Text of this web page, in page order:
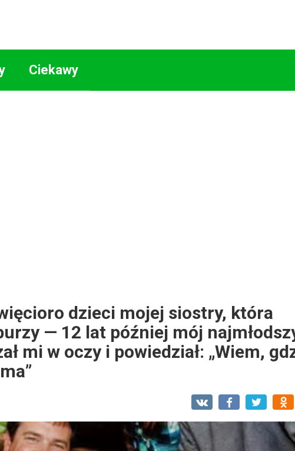
Ciekawy
dzieci mojej siostry, która
— 12 lat później mój
mi w oczy i powiedział: „Wiem,